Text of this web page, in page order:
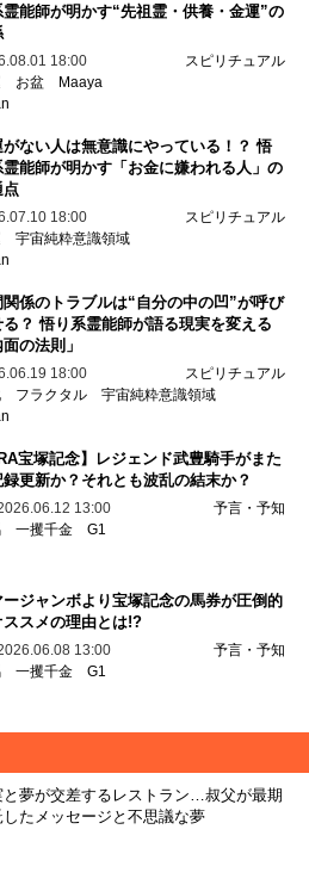
霊能師が明かす“先祖霊・供養・金運”の
18:00
スピリチュアル
お盆
Maaya
がない人は無意識にやっている！？ 悟
霊能師が明かす「お金に嫌われる人」の
点
18:00
スピリチュアル
宇宙純粋意識領域
関係のトラブルは“自分の中の凹”が呼び
る？ 悟り系霊能師が語る現実を変える
面の法則」
18:00
スピリチュアル
フラクタル 宇宙純粋意識領域
宝塚記念】レジェンド武豊騎手がまた
録更新か？それとも波乱の結末か？
13:00
予言・予知
一攫千金 G1
ージャンボより宝塚記念の馬券が圧倒的
ススメの理由とは!?
13:00
予言・予知
一攫千金 G1
と夢が交差するレストラン…叔父が最期
したメッセージと不思議な夢